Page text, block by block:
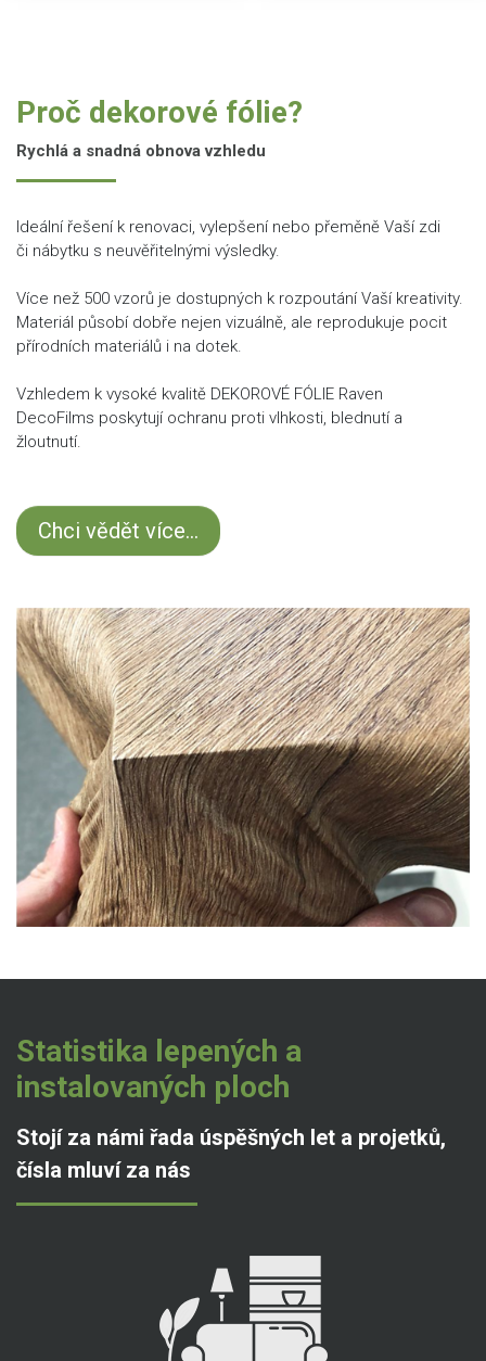
Proč dekorové fólie?
Rychlá a snadná obnova vzhledu
Ideální řešení k renovaci, vylepšení nebo přeměně Vaší zdi
či nábytku s neuvěřitelnými výsledky.
Více než 500 vzorů je dostupných k rozpoutání Vaší kreativity.
Materiál působí dobře nejen vizuálně, ale reprodukuje pocit
přírodních materiálů i na dotek.
Vzhledem k vysoké kvalitě DEKOROVÉ FÓLIE Raven
DecoFilms poskytují ochranu proti vlhkosti, blednutí a
žloutnutí.
Chci vědět více...
Statistika lepených a
instalovaných ploch
Stojí za námi řada úspěšných let a projetků,
čísla mluví za nás